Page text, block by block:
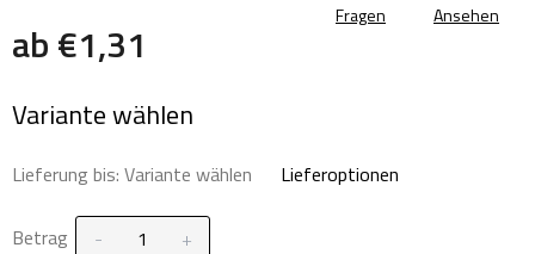
ab€1,31
Variante wählen
Lieferung bis: Variante wählen Lieferoptionen
Betrag
Fragen Ansehen